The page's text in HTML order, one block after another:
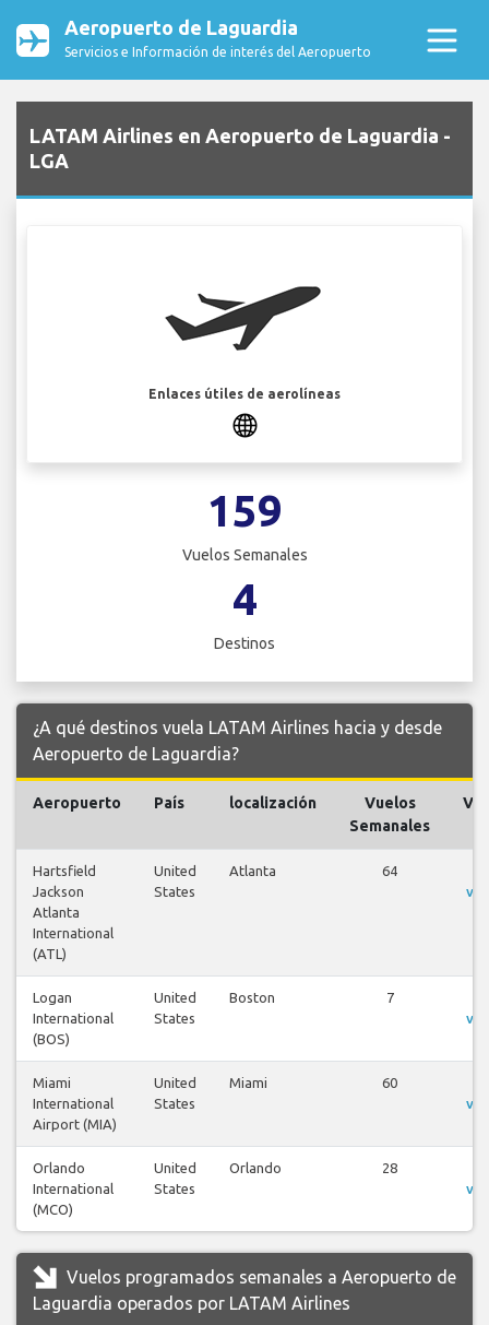
Aeropuerto de Laguardia
Servicios e Información de interés del Aeropuerto
LATAM Airlines en Aeropuerto de Laguardia -
LGA
Enlaces útiles de aerolíneas
159
Vuelos Semanales
4
Destinos
¿A qué destinos vuela LATAM Airlines hacia y desde
Aeropuerto de Laguardia?
Aeropuerto País localización
Vuelos
Semanales
Hartsfield
Jackson
Atlanta
International
(ATL)
United
States
Atlanta 64
Logan
International
(BOS)
United
States
Boston 7
Miami
International
Airport (MIA)
United
States
Miami 60
Orlando
International
(MCO)
United
States
Orlando 28
Vuelos programados semanales a Aeropuerto de
Laguardia operados por LATAM Airlines